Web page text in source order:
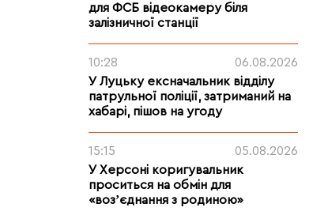
для ФСБ відеокамеру біля
залізничної станції
10:28
06.08.2026
У Луцьку ексначальник відділу
патрульної поліції, затриманий на
хабарі, пішов на угоду
15:15
05.08.2026
У Херсоні коригувальник
проситься на обмін для
«возʼєднання з родиною»